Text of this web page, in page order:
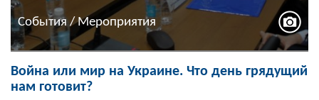
События / Мероприятия
Война или мир на Украине. Что день грядущий
нам готовит?